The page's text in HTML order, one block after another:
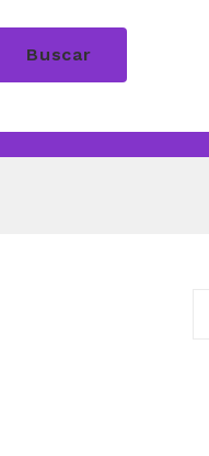
Buscar